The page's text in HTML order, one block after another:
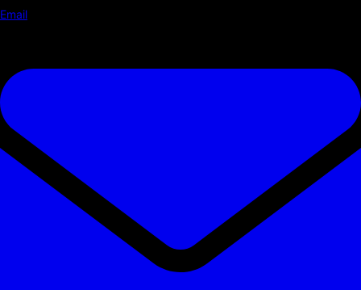
Email